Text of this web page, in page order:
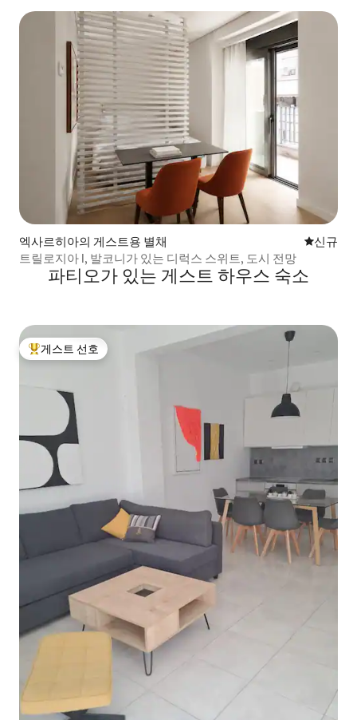
엑사르히아의 게스트용 별채 신규 숙소
신규
트릴로지아 I, 발코니가 있는 디럭스 스위트, 도시 전망
파티오가 있는 게스트 하우스 숙소
상위 게스트 선호
게스트 선호